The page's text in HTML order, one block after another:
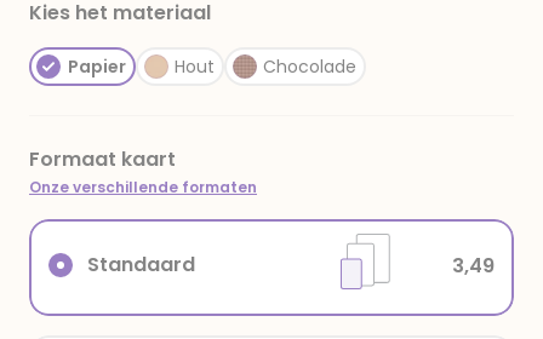
Kies het materiaal
Papier Hout Chocolade
Formaat kaart
Onze verschillende formaten
Standaard 3,49